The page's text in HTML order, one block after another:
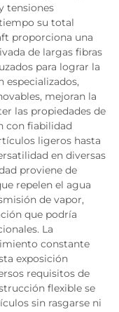
tensiones
su total
proporciona una
de largas fibras
para lograr la
especializados,
mejoran la
las propiedades de
con fiabilidad
ligeros hasta
en diversas
proviene de
repelen el agua
de vapor,
que podría
La
constante
exposición
requisitos de
flexible se
sin rasgarse ni